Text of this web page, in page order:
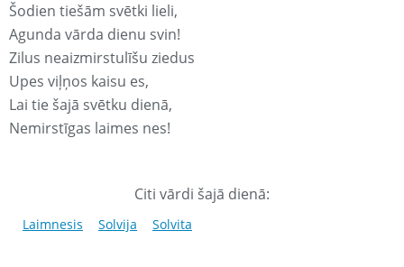
Šodien tiešām svētki lieli,
Agunda vārda dienu svin!
Zilus neaizmirstulīšu ziedus
Upes viļņos kaisu es,
Lai tie šajā svētku dienā,
Nemirstīgas laimes nes!
Citi vārdi šajā dienā:
Laimnesis Solvija Solvita